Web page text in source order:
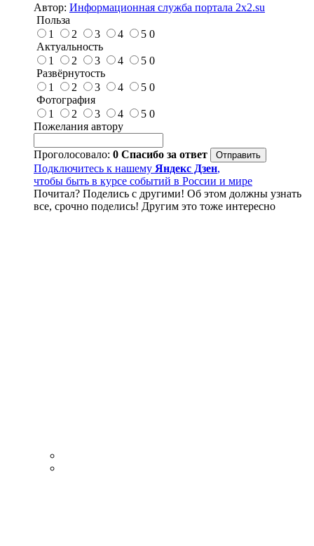
Автор: Информационная служба портала 2x2.su
Польза
1
2 3 4 5 0
Актуальность
1
2 3 4 5 0
Развёрнутость
1
2 3 4 5 0
Фотография
1
2 3 4 5 0
Пожелания автору
Проголосовало: 0 Спасибо за ответ
Подключитесь к нашему Яндекс Дзен,
чтобы быть в курсе событий в России и мире
Почитал? Поделись с другими! Об этом должны узнать
все, срочно поделись! Другим это тоже интересно